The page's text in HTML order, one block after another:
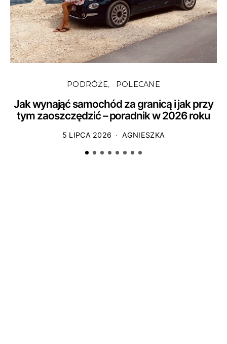
PODRÓŻE POLECANE
Jak wynająć samochód za granicą i jak przy
tym zaoszczędzić – poradnik w 2026 roku
5 LIPCA 2026 AGNIESZKA